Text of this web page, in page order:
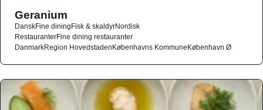
Geranium
DanskFine diningFisk & skaldyrNordisk
RestauranterFine dining restauranter
DanmarkRegion HovedstadenKøbenhavns KommuneKøbenhavn Ø